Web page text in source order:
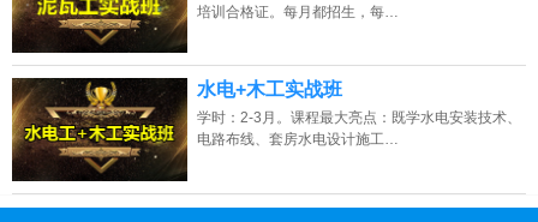
培训合格证。每月都招生，每…
水电+木工实战班
学时：2-3月。课程最大亮点：既学水电安装技术、
电路布线、套房水电设计施工…